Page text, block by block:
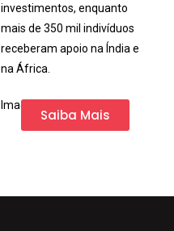
investimentos, enquanto
mais de 350 mil indivíduos
receberam apoio na Índia e
na África.
Imagem do instagram
Saiba Mais